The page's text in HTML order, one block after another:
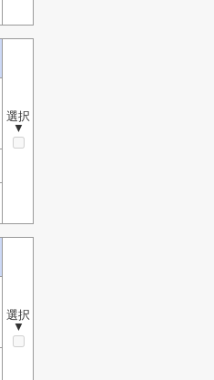
選択
▼
選択
▼